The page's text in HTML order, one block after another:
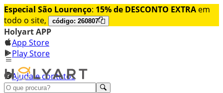
Especial São Lourenço: 15% de DESCONTO EXTRA em
todo o site,
código: 260807
Holyart APP
App Store
Play Store
Ajuda e contatos
Conheça premium